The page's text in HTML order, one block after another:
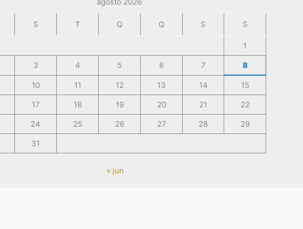
S T Q Q S S
1
3 4 5 6 7 8
10 11 12 13 14
15
17 18 19 20 21
22
24 25 26 27 28
29
31
« jun